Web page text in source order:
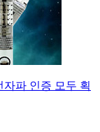
파 인증 모두 획